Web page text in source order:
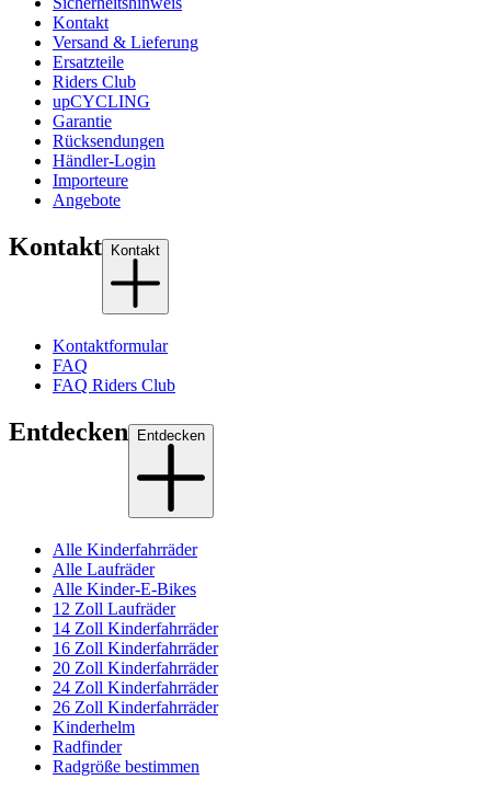
Kontakt
Versand & Lieferung
Ersatzteile
Riders Club
upCYCLING
Garantie
Rücksendungen
Händler-Login
Importeure
Angebote
Kontakt Kontakt
Kontaktformular
FAQ
FAQ Riders Club
Entdecken Entdecken
Alle Kinderfahrräder
Alle Laufräder
Alle Kinder-E-Bikes
12 Zoll Laufräder
14 Zoll Kinderfahrräder
16 Zoll Kinderfahrräder
20 Zoll Kinderfahrräder
24 Zoll Kinderfahrräder
26 Zoll Kinderfahrräder
Kinderhelm
Radfinder
Radgröße bestimmen